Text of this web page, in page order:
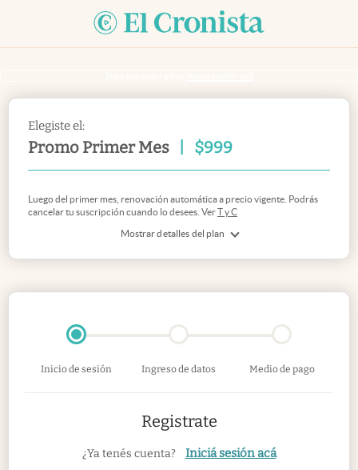
Elegiste el:
Promo Primer Mes $999
Mostrar detalles del plan
Luego del primer mes, renovación automática a precio vigente. Podrás
cancelar tu suscripción cuando lo desees. VerT y C
Inicio de sesión Ingreso de datos Medio de pago
Registrate
¿Ya tenés cuenta? Iniciá sesión acá